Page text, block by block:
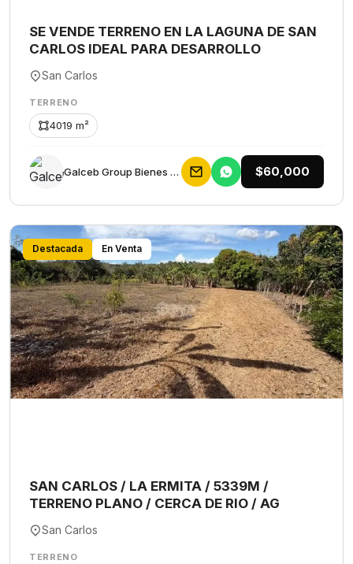
SE VENDE TERRENO EN LA LAGUNA DE SAN
CARLOS IDEAL PARA DESARROLLO
San Carlos
TERRENO
4019 m²
Galceb Group Bienes Raices $60,000
Destacada En Venta
SAN CARLOS / LA ERMITA / 5339M /
TERRENO PLANO / CERCA DE RIO / AG
San Carlos
TERRENO